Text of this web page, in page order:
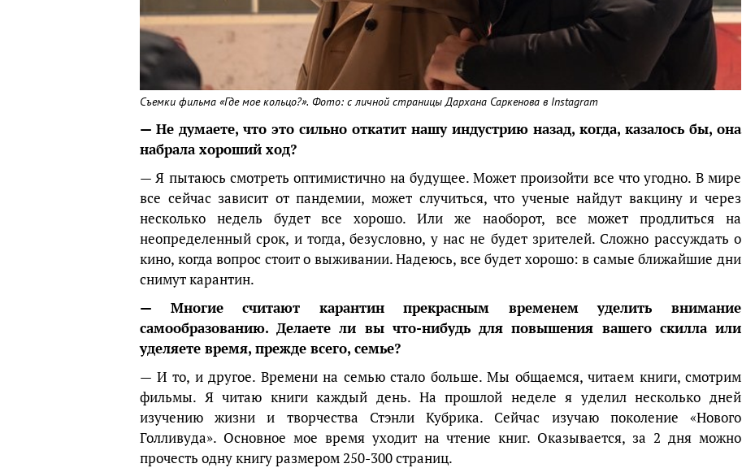
Съемки фильма «Где мое кольцо?». Фото: с личной страницы Дархана Саркенова в Instagram
— Не думаете, что это сильно откатит нашу индустрию назад, когда, казалось бы, она
набрала хороший ход?
— Я пытаюсь смотреть оптимистично на будущее. Может произойти все что угодно. В мире
все сейчас зависит от пандемии, может случиться, что ученые найдут вакцину и через
несколько недель будет все хорошо. Или же наоборот, все может продлиться на
неопределенный срок, и тогда, безусловно, у нас не будет зрителей. Сложно рассуждать о
кино, когда вопрос стоит о выживании. Надеюсь, все будет хорошо: в самые ближайшие дни
снимут карантин.
— Многие считают карантин прекрасным временем уделить внимание
самообразованию. Делаете ли вы что-нибудь для повышения вашего скилла или
уделяете время, прежде всего, семье?
— И то, и другое. Времени на семью стало больше. Мы общаемся, читаем книги, смотрим
фильмы. Я читаю книги каждый день. На прошлой неделе я уделил несколько дней
изучению жизни и творчества Стэнли Кубрика. Сейчас изучаю поколение «Нового
Голливуда». Основное мое время уходит на чтение книг. Оказывается, за 2 дня можно
прочесть одну книгу размером 250-300 страниц.